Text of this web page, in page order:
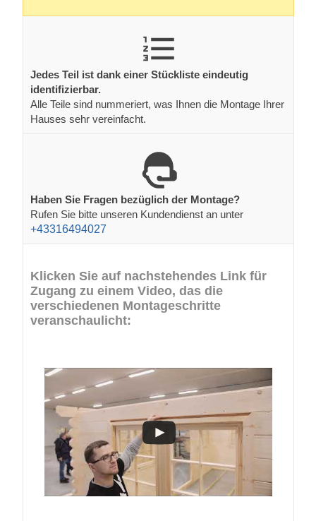
Jedes Teil ist dank einer Stückliste eindeutig
identifizierbar.
Alle Teile sind nummeriert, was Ihnen die Montage Ihrer
Hauses sehr vereinfacht.
Haben Sie Fragen bezüglich der Montage?
Rufen Sie bitte unseren Kundendienst an unter
+43316494027
Klicken Sie auf nachstehendes Link für
Zugang zu einem Video, das die
verschiedenen Montageschritte
veranschaulicht: